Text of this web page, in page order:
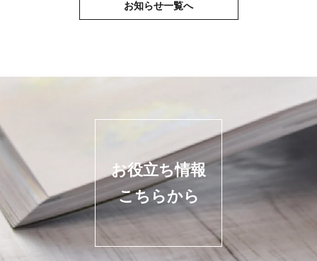
お知らせ一覧へ
お役立ち情報
こちらから